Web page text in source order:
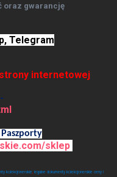
oraz gwarancję
Telegram
internetowej
Paszporty
sklep
kolekcjonerskie, legalne dokumenty kolekcjonerskie ceny i